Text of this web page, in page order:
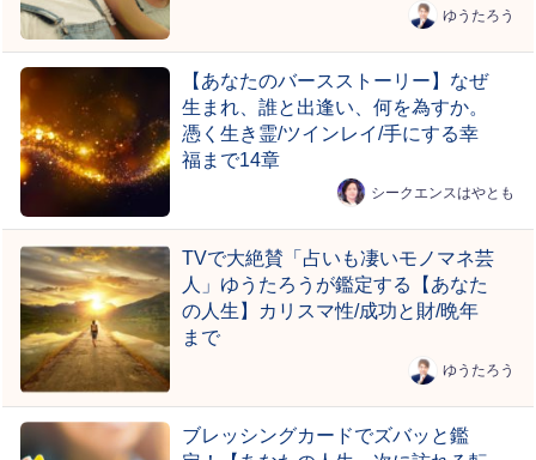
ゆうたろう
【あなたのバースストーリー】なぜ
生まれ、誰と出逢い、何を為すか。
憑く生き霊/ツインレイ/手にする幸
福まで14章
シークエンスはやとも
TVで大絶賛「占いも凄いモノマネ芸
人」ゆうたろうが鑑定する【あなた
の人生】カリスマ性/成功と財/晩年
まで
ゆうたろう
ブレッシングカードでズバッと鑑